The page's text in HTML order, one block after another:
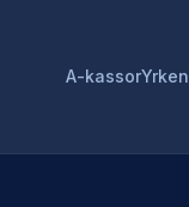
A-kassorYrken